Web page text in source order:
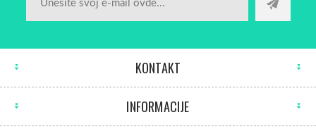
KONTAKT
INFORMACIJE